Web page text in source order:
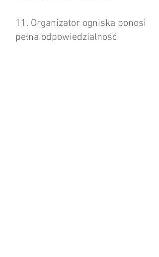
11. Organizator ogniska ponosi
pełna odpowiedzialność